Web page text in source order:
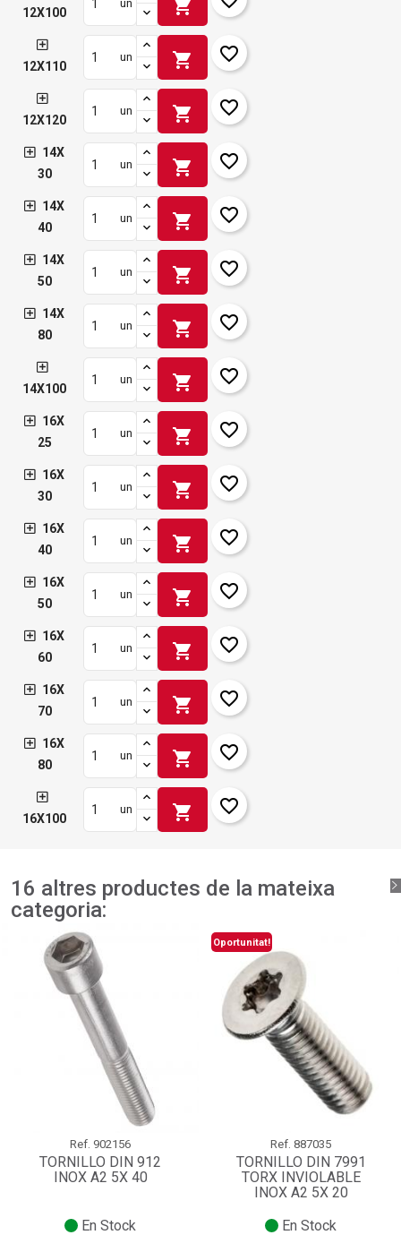
12X100
un shopping_cart
12X110
un shopping_cart favorite_border
12X120
un shopping_cart favorite_border
14X
30
un shopping_cart favorite_border
14X
40
un shopping_cart favorite_border
14X
50
un shopping_cart favorite_border
14X
80
un shopping_cart favorite_border
14X100
un shopping_cart favorite_border
16X
25
un shopping_cart favorite_border
16X
30
un shopping_cart favorite_border
16X
40
un shopping_cart favorite_border
16X
50
un shopping_cart favorite_border
16X
60
un shopping_cart favorite_border
16X
70
un shopping_cart favorite_border
16X
80
un shopping_cart favorite_border
16X100
un shopping_cart favorite_border
16 altres productes de la mateixa
categoria:
Ref. 902156
TORNILLO DIN 912
INOX A2 5X 40
En Stock
Oportunitat!
Ref. 887035
TORNILLO DIN 7991
TORX INVIOLABLE
INOX A2 5X 20
En Stock